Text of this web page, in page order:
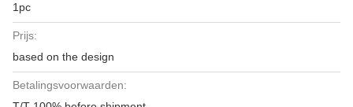
1pc
Prijs:
based on the design
Betalingsvoorwaarden: